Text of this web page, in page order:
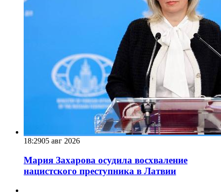
18:2905 авг 2026
Мария Захарова осудила восхваление
нацистского преступника в Латвии